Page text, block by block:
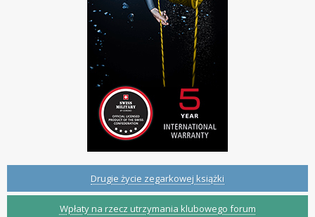
Drugie życie zegarkowej książki
Wpłaty na rzecz utrzymania klubowego forum